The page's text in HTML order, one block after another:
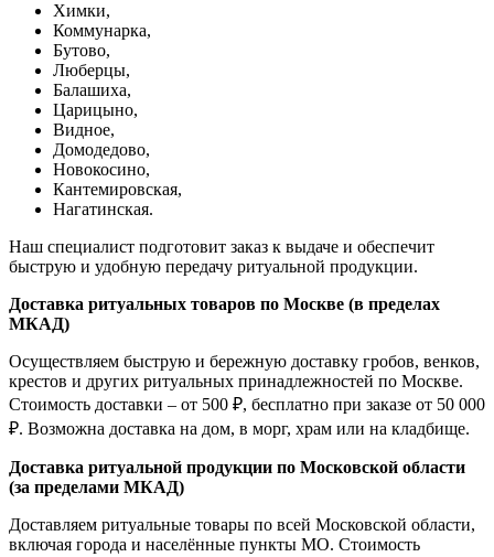
Химки,
Коммунарка,
Бутово,
Люберцы,
Балашиха,
Царицыно,
Видное,
Домодедово,
Новокосино,
Кантемировская,
Нагатинская.
Наш специалист подготовит заказ к выдаче и обеспечит
быструю и удобную передачу ритуальной продукции.
Доставка ритуальных товаров по Москве (в пределах
МКАД)
Осуществляем быструю и бережную доставку гробов, венков,
крестов и других ритуальных принадлежностей по Москве.
Стоимость доставки – от 500 ₽, бесплатно при заказе от 50 000
₽. Возможна доставка на дом, в морг, храм или на кладбище.
Доставка ритуальной продукции по Московской области
(за пределами МКАД)
Доставляем ритуальные товары по всей Московской области,
включая города и населённые пункты МО. Стоимость